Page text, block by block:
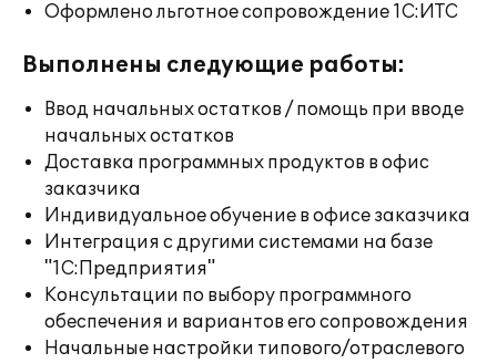
Оформлено льготное сопровождение 1С:ИТС
Выполнены следующие работы:
Ввод начальных остатков / помощь при вводе
начальных остатков
Доставка программных продуктов в офис
заказчика
Индивидуальное обучение в офисе заказчика
Интеграция с другими системами на базе
"1С:Предприятия"
Консультации по выбору программного
обеспечения и вариантов его сопровождения
Начальные настройки типового/отраслевого